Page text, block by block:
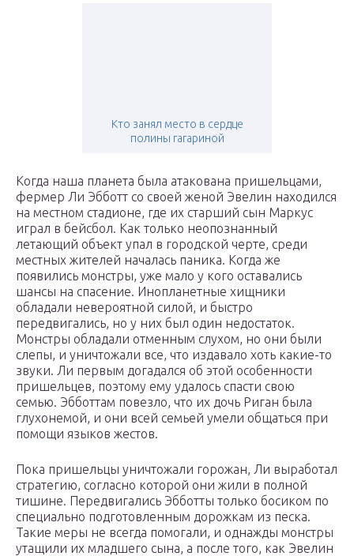
Кто занял место в сердце
полины гагариной
Когда наша планета была атакована пришельцами,
фермер Ли Эбботт со своей женой Эвелин находился
на местном стадионе, где их старший сын Маркус
играл в бейсбол. Как только неопознанный
летающий объект упал в городской черте, среди
местных жителей началась паника. Когда же
появились монстры, уже мало у кого оставались
шансы на спасение. Инопланетные хищники
обладали невероятной силой, и быстро
передвигались, но у них был один недостаток.
Монстры обладали отменным слухом, но они были
слепы, и уничтожали все, что издавало хоть какие-то
звуки. Ли первым догадался об этой особенности
пришельцев, поэтому ему удалось спасти свою
семью. Эбботтам повезло, что их дочь Риган была
глухонемой, и они всей семьей умели общаться при
помощи языков жестов.
Пока пришельцы уничтожали горожан, Ли выработал
стратегию, согласно которой они жили в полной
тишине. Передвигались Эбботты только босиком по
специально подготовленным дорожкам из песка.
Такие меры не всегда помогали, и однажды монстры
утащили их младшего сына, а после того, как Эвелин